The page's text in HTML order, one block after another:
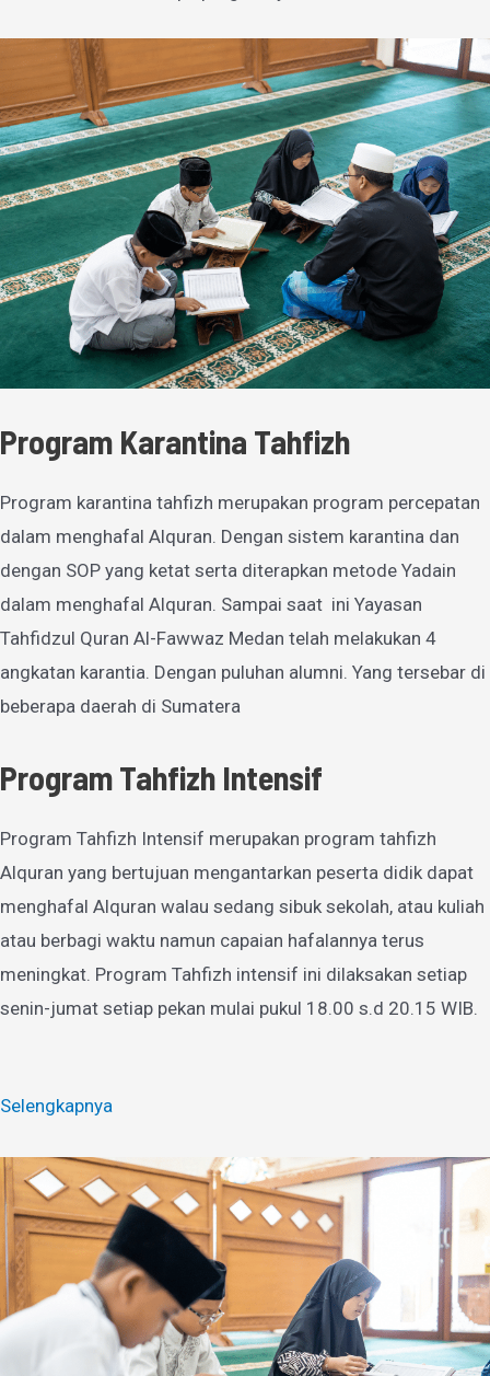
Program Karantina Tahfizh
Program karantina tahfizh merupakan program percepatan
dalam menghafal Alquran. Dengan sistem karantina dan
dengan SOP yang ketat serta diterapkan metode Yadain
dalam menghafal Alquran. Sampai saat ini Yayasan
Tahfidzul Quran Al-Fawwaz Medan telah melakukan 4
angkatan karantia. Dengan puluhan alumni. Yang tersebar di
beberapa daerah di Sumatera
Program Tahfizh Intensif
Program Tahfizh Intensif merupakan program tahfizh
Alquran yang bertujuan mengantarkan peserta didik dapat
menghafal Alquran walau sedang sibuk sekolah, atau kuliah
atau berbagi waktu namun capaian hafalannya terus
meningkat. Program Tahfizh intensif ini dilaksakan setiap
senin-jumat setiap pekan mulai pukul 18.00 s.d 20.15 WIB.
Selengkapnya